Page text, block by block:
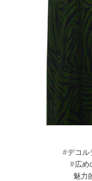
#デコル
#広め
魅力